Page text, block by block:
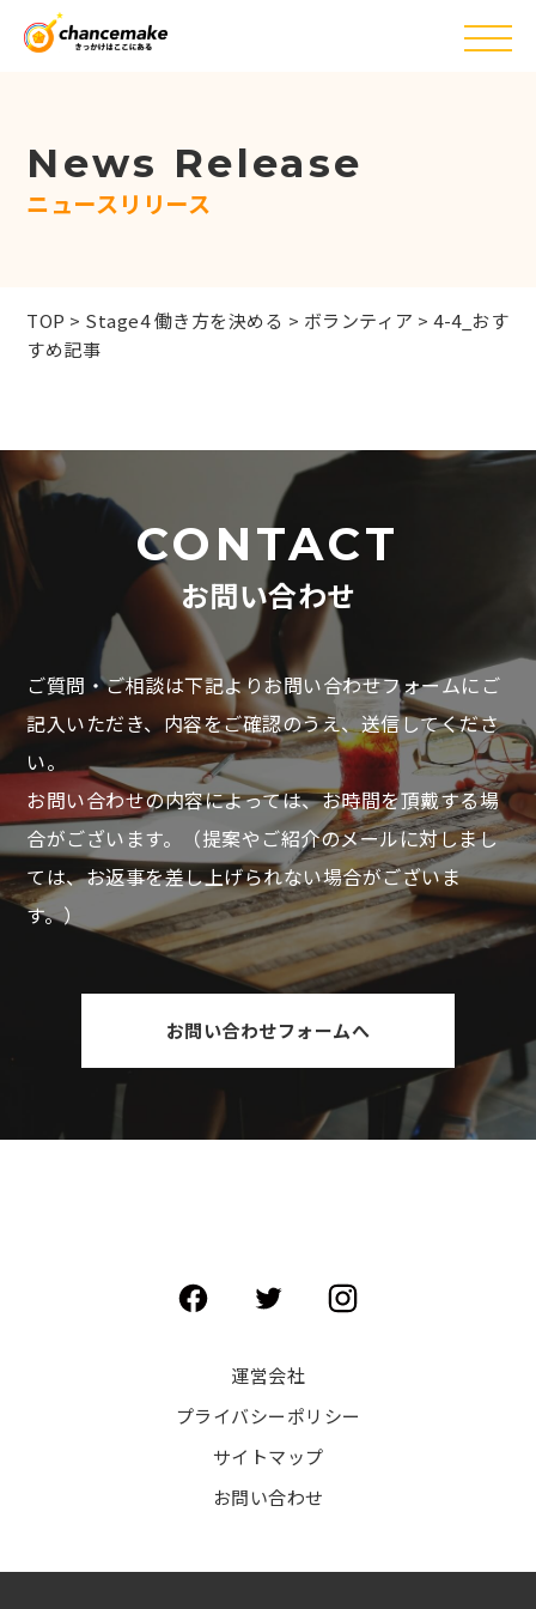
News Release
ニュースリリース
TOP > Stage4 働き方を決める > ボランティア >4-4_おす
すめ記事
CONTACT
お問い合わせ
ご質問・ご相談は下記よりお問い合わせフォームにご
記入いただき、内容をご確認のうえ、送信してくださ
い。
お問い合わせの内容によっては、お時間を頂戴する場
合がございます。
（提案やご紹介のメールに対しまし
ては、お返事を差し上げられない場合がございま
す。）
お問い合わせフォームへ
運営会社
プライバシーポリシー
サイトマップ
お問い合わせ